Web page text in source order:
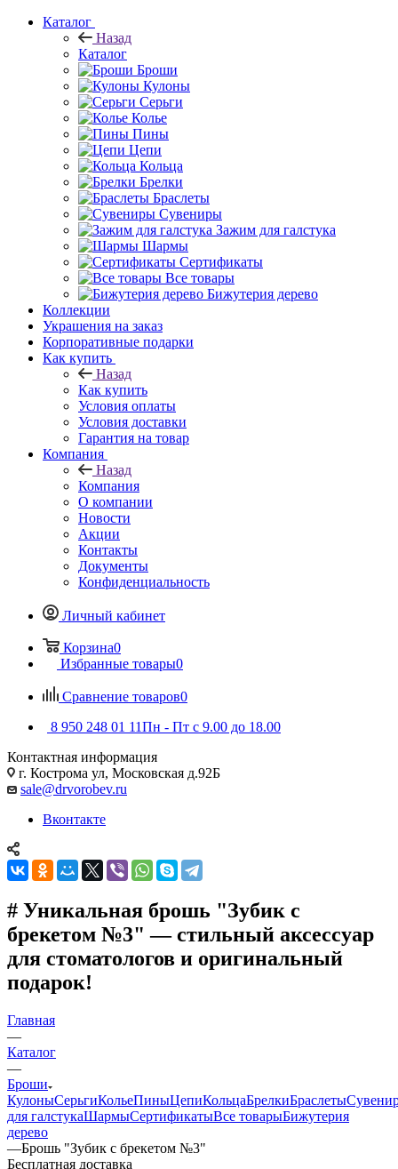
Каталог
Назад
Каталог
Броши
Кулоны
Серьги
Колье
Пины
Цепи
Кольца
Брелки
Браслеты
Сувениры
Зажим для галстука
Шармы
Сертификаты
Все товары
Бижутерия дерево
Коллекции
Украшения на заказ
Корпоративные подарки
Как купить
Назад
Как купить
Условия оплаты
Условия доставки
Гарантия на товар
Компания
Назад
Компания
О компании
Новости
Акции
Контакты
Документы
Конфиденциальность
Личный кабинет
Корзина0
Избранные товары0
Сравнение товаров0
8 950 248 01 11Пн - Пт с 9.00 до 18.00
Контактная информация
г. Кострома ул, Московская д.92Б
sale@drvorobev.ru
Вконтакте
# Уникальная брошь "Зубик с
брекетом №3" — стильный аксессуар
для стоматологов и оригинальный
подарок!
Главная
—
Каталог
—
Броши
КулоныСерьгиКольеПиныЦепиКольцаБрелкиБраслеты
для галстукаШармыСертификатыВсе товарыБижутерия
дерево
—Брошь "Зубик с брекетом №3"
Бесплатная доставка